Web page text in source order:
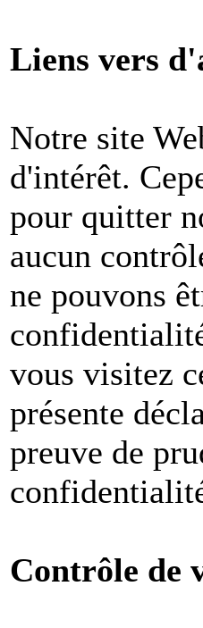
Liens vers
Notre site
d'intérêt.
pour quitter
aucun
ne pouvons
vous visitez
présente
preuve de
Contrôle de